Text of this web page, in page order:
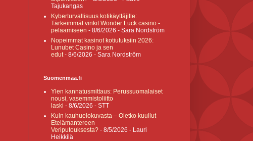
Tajukangas
Kyberturvallisuus kotikäyttäjille:
Tärkeimmät vinkit Wonder Luck casino -
pelaamiseen - 8/6/2026 - Sara Nordström
Nopeimmat kasinot kotiutuksiin 2026:
Lunubet Casino ja sen
edut- 8/6/2026 - Sara Nordström
Suomenmaa.fi
Ylen kannatusmittaus: Perussuomalaiset
nousi, vasemmistoliitto
laski - 8/6/2026 - STT
Kuin kauhuelokuvasta – Oletko kuullut
Etelämantereen
Veriputouksesta? - 8/5/2026 - Lauri
Heikkilä